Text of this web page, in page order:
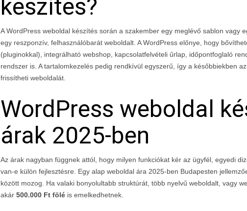
készítés?
A WordPress weboldal készítés során a szakember egy meglévő sablon vagy
egy reszponzív, felhasználóbarát weboldalt. A WordPress előnye, hogy
(pluginokkal), integrálható webshop, kapcsolatfelvételi űrlap, időpontfoglaló
rendszer is. A tartalomkezelés pedig rendkívül egyszerű, így a későbbiekben
frissítheti weboldalát.
WordPress weboldal
árak 2025-ben
Az árak nagyban függnek attól, hogy milyen funkciókat kér az ügyfél, egyedi
van-e külön fejlesztésre. Egy alap weboldal ára 2025-ben Budapesten
között mozog. Ha valaki bonyolultabb struktúrát, több nyelvű weboldalt, vagy
akár 500.000 Ft fölé is emelkedhetnek.